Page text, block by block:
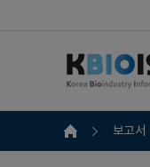
보고서